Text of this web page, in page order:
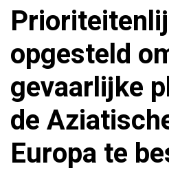
opgesteld
gevaarlijke
de
Europa te